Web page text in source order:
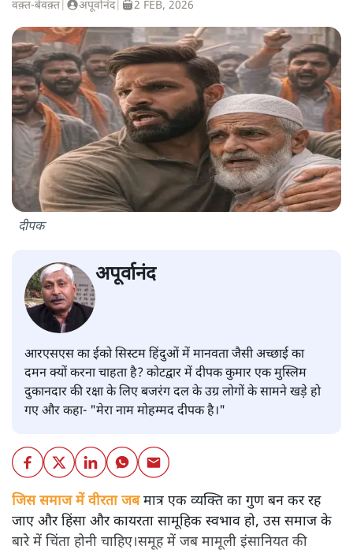
वक़्त-बेवक़्त अपूर्वानंद| 2 FEB, 2026
दीपक
अपूर्वानंद
आरएसएस का ईको सिस्टम हिंदुओं में मानवता जैसी अच्छाई का
दमन क्यों करना चाहता है? कोटद्वार में दीपक कुमार एक मुस्लिम
दुकानदार की रक्षा के लिए बजरंग दल के उग्र लोगों के सामने खड़े हो
गए और कहा- "मेरा नाम मोहम्मद दीपक है।"
जिस समाज में वीरता जबमात्र एक व्यक्ति का गुण बन कर रह
जाए और हिंसा और कायरता सामूहिक स्वभाव हो, उस समाज के
बारे में चिंता होनी चाहिए।समूह में जब मामूली इंसानियत की